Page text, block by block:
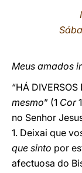
Meus amados
“HÁ
mesmo” (1 Cor
no Senhor
1. Deixai que
que sinto por
afectuosa do